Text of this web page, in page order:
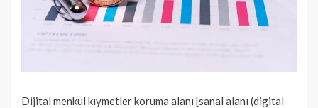
Dijital menkul kıymetler koruma alanı [sanal alanı (digital